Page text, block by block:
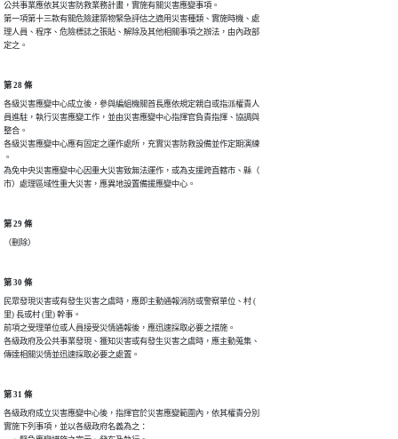
公共事業應依其災害防救業務計畫，實施有關災害應變事項。
第一項第十三款有關危險建築物緊急評估之適用災害種類、實施時機、處
理人員、程序、危險標誌之張貼、解除及其他相關事項之辦法，由內政部
定之。
第 28 條
各級災害應變中心成立後，參與編組機關首長應依規定親自或指派權責人
員進駐，執行災害應變工作，並由災害應變中心指揮官負責指揮、協調與
整合。
各級災害應變中心應有固定之運作處所，充實災害防救設備並作定期演練
。
為免中央災害應變中心因重大災害致無法運作，或為支援跨直轄市、縣（
市）處理區域性重大災害，應異地設置備援應變中心。
第 29 條
（刪除）
第 30 條
民眾發現災害或有發生災害之虞時，應即主動通報消防或警察單位、村 (
里) 長或村 (里) 幹事。
前項之受理單位或人員接受災情通報後，應迅速採取必要之措施。
各級政府及公共事業發現、獲知災害或有發生災害之虞時，應主動蒐集、
傳達相關災情並迅速採取必要之處置。
第 31 條
各級政府成立災害應變中心後，指揮官於災害應變範圍內，依其權責分別
實施下列事項，並以各級政府名義為之：